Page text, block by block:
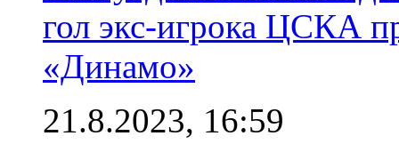
гол экс-игрока ЦСКА
«Динамо»
21.8.2023, 16:59